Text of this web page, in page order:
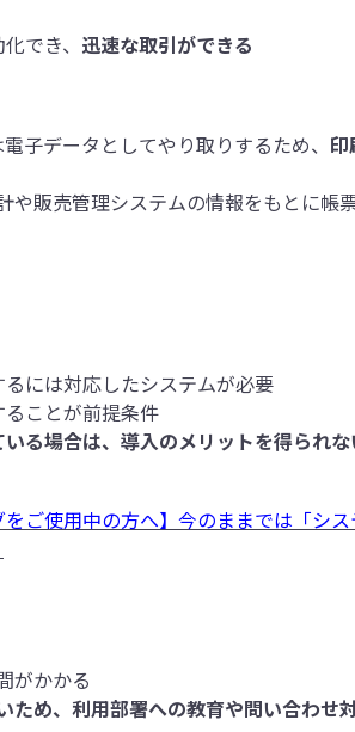
でき、 迅速な取引ができる
子データとしてやり取りするため、
や販売管理システムの情報をもとに帳
には対応したシステムが必要
ことが前提条件
る場合は、導入のメリットを得られな
ご使用中の方へ】今のままでは「シ
がかかる
ため、利用部署への教育や問い合わせ